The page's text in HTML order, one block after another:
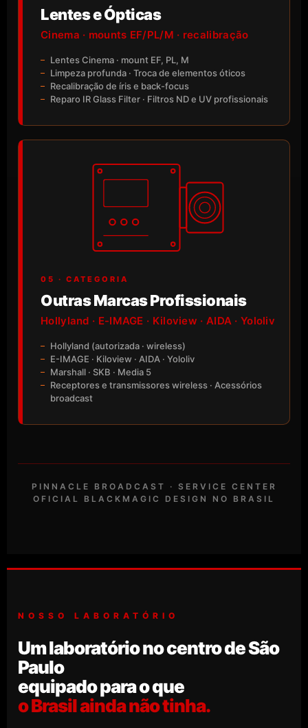
Lentes e Ópticas
Cinema · mounts EF/PL/M · recalibração
Lentes Cinema · mount EF, PL, M
Limpeza profunda · Troca de elementos óticos
Recalibração de íris e back-focus
Reparo IR Glass Filter · Filtros ND e UV profissionais
05 · CATEGORIA
Outras Marcas Profissionais
Hollyland · E-IMAGE · Kiloview · AIDA · Yololiv
Hollyland (autorizada · wireless)
E-IMAGE · Kiloview · AIDA · Yololiv
Marshall · SKB · Media 5
Receptores e transmissores wireless · Acessórios
broadcast
PINNACLE BROADCAST · SERVICE CENTER
OFICIAL BLACKMAGIC DESIGN NO BRASIL
NOSSO LABORATÓRIO
Um laboratório no centro de São
Paulo
equipado para o que
o Brasil ainda não tinha.